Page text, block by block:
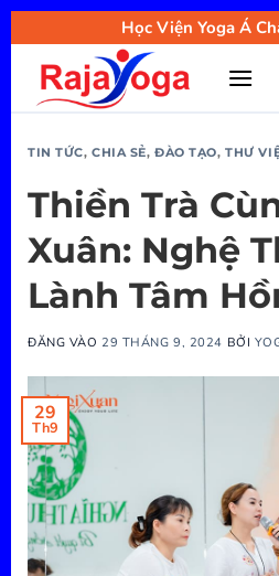
Bỏ
qua
nội
Học Viện Yoga Á
TIN TỨC,CHIA SẺ,ĐÀO TẠO,THƯ
Thiền Trà
Xuân: Nghệ
Lành Tâm
ĐĂNG VÀO 29 THÁNG 9, 2024 BỞI
29
Th9